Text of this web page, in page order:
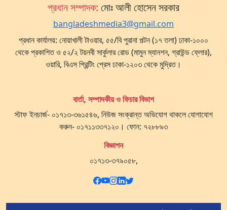
প্রধান সম্পাদক: মোঃ আলী হোসেন সরকার
bangladeshmedia3@gmail.com
প্রধান কার্যালয়: নোয়াখালী টাওয়ার, ৫৫/বি পুরানা পল্টন (১৭ তলা) ঢাকা-১০০০
থেকে প্রকাশিত ও ৫২/২ টয়নবী সার্কুলার রোড (মামুন ম্যানশন, গ্রাউন্ড ফ্লোর),
ওয়ারি, বিএস প্রিন্টিং প্রেস ঢাকা-১২০৩ থেকে মুদ্রিত।
বার্তা, সম্পাদকীয় ও ফিচার বিভাগ
স্টাফ ইনচার্জ- ০১৭১৩-৩৬১৫৪৬, নিউজ সংক্রান্ত অভিযোগ থাকলে যোগাযোগ
করুন- ০১৭১১৩৩৭১২০। ফোন: ৭২৮৮৯৩
বিজ্ঞাপন
০১৭১৩-৩৭৯০৫৮,